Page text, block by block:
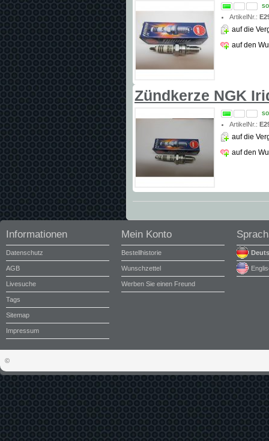
ArtikelNr.:
auf die
auf den
Zündkerze NGK
ArtikelNr.:
auf die
auf den
Informationen
Datenschutz
AGB
Livesuche
Tags
Sitemap
Impressum
Mein Konto
Bestellhistorie
Wunschzettel
Werben Sie einen Freund
©